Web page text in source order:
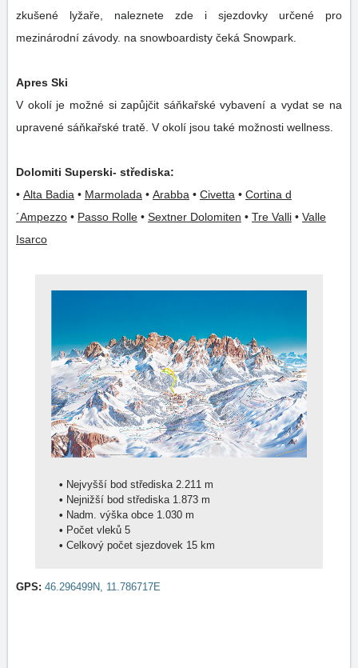
zkušené lyžaře, naleznete zde i sjezdovky určené pro
mezinárodní závody. na snowboardisty čeká Snowpark.
Apres Ski
V okolí je možné si zapůjčit sáňkařské vybavení a vydat se na
upravené sáňkařské tratě. V okolí jsou také možnosti wellness.
Dolomiti Superski- střediska:
• Alta Badia • Marmolada • Arabba • Civetta • Cortina d
´Ampezzo • Passo Rolle • Sextner Dolomiten • Tre Valli • Valle
Isarco
•
Nejvyšší bod střediska 2.211 m
•
Nejnižší bod střediska 1.873 m
•
Nadm. výška obce 1.030 m
•
Počet vleků 5
•
Celkový počet sjezdovek 15 km
GPS: 46.296499N, 11.786717E